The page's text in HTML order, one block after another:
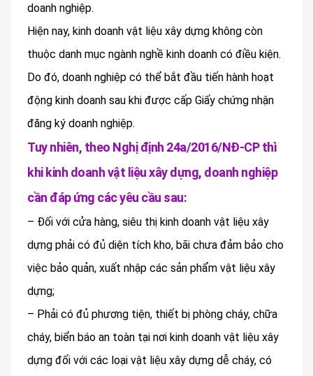
doanh nghiệp.
Hiện nay, kinh doanh vật liệu xây dựng không còn
thuộc danh mục ngành nghề kinh doanh có điều kiện.
Do đó, doanh nghiệp có thể bắt đầu tiến hành hoạt
động kinh doanh sau khi được cấp Giấy chứng nhận
đăng ký doanh nghiệp.
Tuy nhiên, theo Nghị định 24a/2016/NĐ-CP thì
khi kinh doanh vật liệu xây dựng, doanh nghiệp
cần đáp ứng các yêu cầu sau:
– Đối với cửa hàng, siêu thị kinh doanh vật liệu xây
dựng phải có đủ diện tích kho, bãi chưa đảm bảo cho
việc bảo quản, xuất nhập các sản phẩm vật liệu xây
dựng;
– Phải có đủ phương tiện, thiết bị phòng cháy, chữa
cháy, biển báo an toàn tại nơi kinh doanh vật liệu xây
dựng đối với các loại vật liệu xây dựng dễ cháy, có